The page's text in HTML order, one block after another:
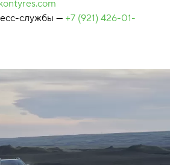
службы — +7 (921) 426-01-